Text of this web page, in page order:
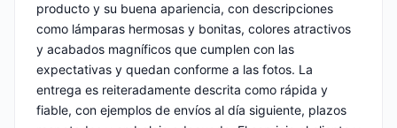
producto y su buena apariencia, con descripciones
como lámparas hermosas y bonitas, colores atractivos
y acabados magníficos que cumplen con las
expectativas y quedan conforme a las fotos. La
entrega es reiteradamente descrita como rápida y
fiable, con ejemplos de envíos al día siguiente, plazos